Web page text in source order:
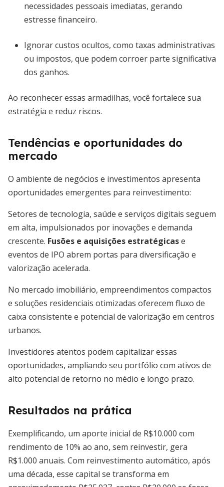
necessidades pessoais imediatas, gerando
estresse financeiro.
Ignorar custos ocultos, como taxas administrativas
ou impostos, que podem corroer parte significativa
dos ganhos.
Ao reconhecer essas armadilhas, você fortalece sua
estratégia e reduz riscos.
Tendências e oportunidades do
mercado
O ambiente de negócios e investimentos apresenta
oportunidades emergentes para reinvestimento:
Setores de tecnologia, saúde e serviços digitais seguem
em alta, impulsionados por inovações e demanda
crescente. Fusões e aquisições estratégicase
eventos de IPO abrem portas para diversificação e
valorização acelerada.
No mercado imobiliário, empreendimentos compactos
e soluções residenciais otimizadas oferecem fluxo de
caixa consistente e potencial de valorização em centros
urbanos.
Investidores atentos podem capitalizar essas
oportunidades, ampliando seu portfólio com ativos de
alto potencial de retorno no médio e longo prazo.
Resultados na prática
Exemplificando, um aporte inicial de R$10.000 com
rendimento de 10% ao ano, sem reinvestir, gera
R$1.000 anuais. Com reinvestimento automático, após
uma década, esse capital se transforma em